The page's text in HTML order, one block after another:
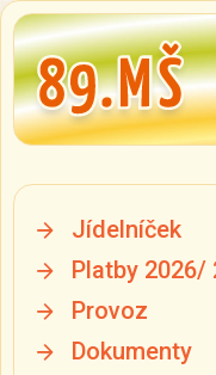
Jídelníček
Platby 2026/
Provoz
Dokumenty